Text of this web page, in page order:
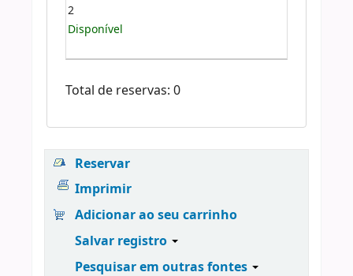
2
Disponível
Total de reservas: 0
Reservar
Imprimir
Adicionar ao seu carrinho
Salvar registro
Pesquisar em outras fontes